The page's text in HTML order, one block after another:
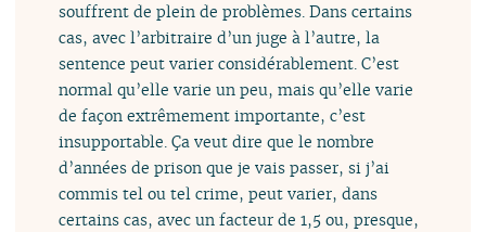
souffrent de plein de problèmes. Dans certains
cas, avec l’arbitraire d’un juge à l’autre, la
sentence peut varier considérablement. C’est
normal qu’elle varie un peu, mais qu’elle varie
de façon extrêmement importante, c’est
insupportable. Ça veut dire que le nombre
d’années de prison que je vais passer, si j’ai
commis tel ou tel crime, peut varier, dans
certains cas, avec un facteur de 1,5 ou, presque,